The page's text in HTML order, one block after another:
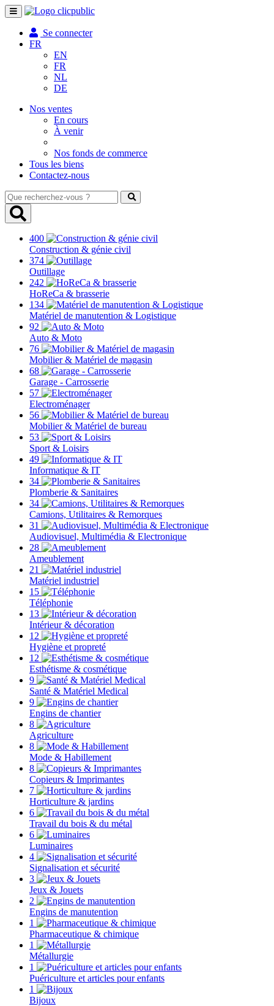
Toggle
navigation
Se connecter
FR
EN
FR
NL
DE
Nos ventes
En cours
À venir
Nos fonds de commerce
Tous les biens
Contactez-nous
Que
recherchez-
vous
400
Construction & génie civil
374
Outillage
242
HoReCa & brasserie
134
Matériel de manutention & Logistique
92
Auto & Moto
76
Mobilier & Matériel de magasin
68
Garage - Carrosserie
57
Electroménager
56
Mobilier & Matériel de bureau
53
Sport & Loisirs
49
Informatique & IT
34
Plomberie & Sanitaires
34
Camions, Utilitaires & Remorques
31
Audiovisuel, Multimédia & Electronique
28
Ameublement
21
Matériel industriel
15
Téléphonie
13
Intérieur & décoration
12
Hygiène et propreté
12
Esthétisme & cosmétique
9
Santé & Matériel Medical
9
Engins de chantier
8
Agriculture
8
Mode & Habillement
8
Copieurs & Imprimantes
7
Horticulture & jardins
6
Travail du bois & du métal
6
Luminaires
4
Signalisation et sécurité
3
Jeux & Jouets
2
Engins de manutention
1
Pharmaceutique & chimique
1
Métallurgie
1
Puériculture et articles pour enfants
1
Bijoux